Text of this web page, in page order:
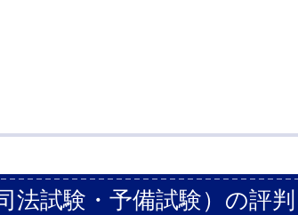
法試験・予備試験）の評判